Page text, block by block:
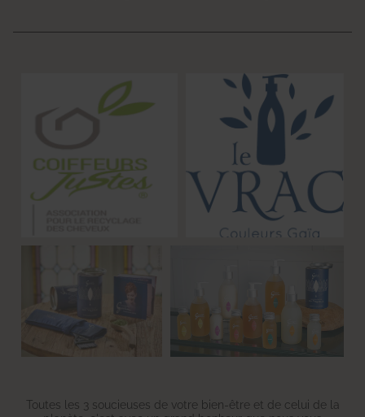
Toutes les 3 soucieuses de votre bien-être et de celui de la